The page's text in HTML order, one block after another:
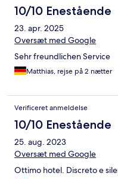
10/10 Enestående
23. apr. 2025
Oversæt med Google
Sehr freundlichen Service
Matthias, rejse på 2 nætter
Verificeret anmeldelse
10/10 Enestående
25. aug. 2023
Oversæt med Google
Ottimo hotel. Discreto e